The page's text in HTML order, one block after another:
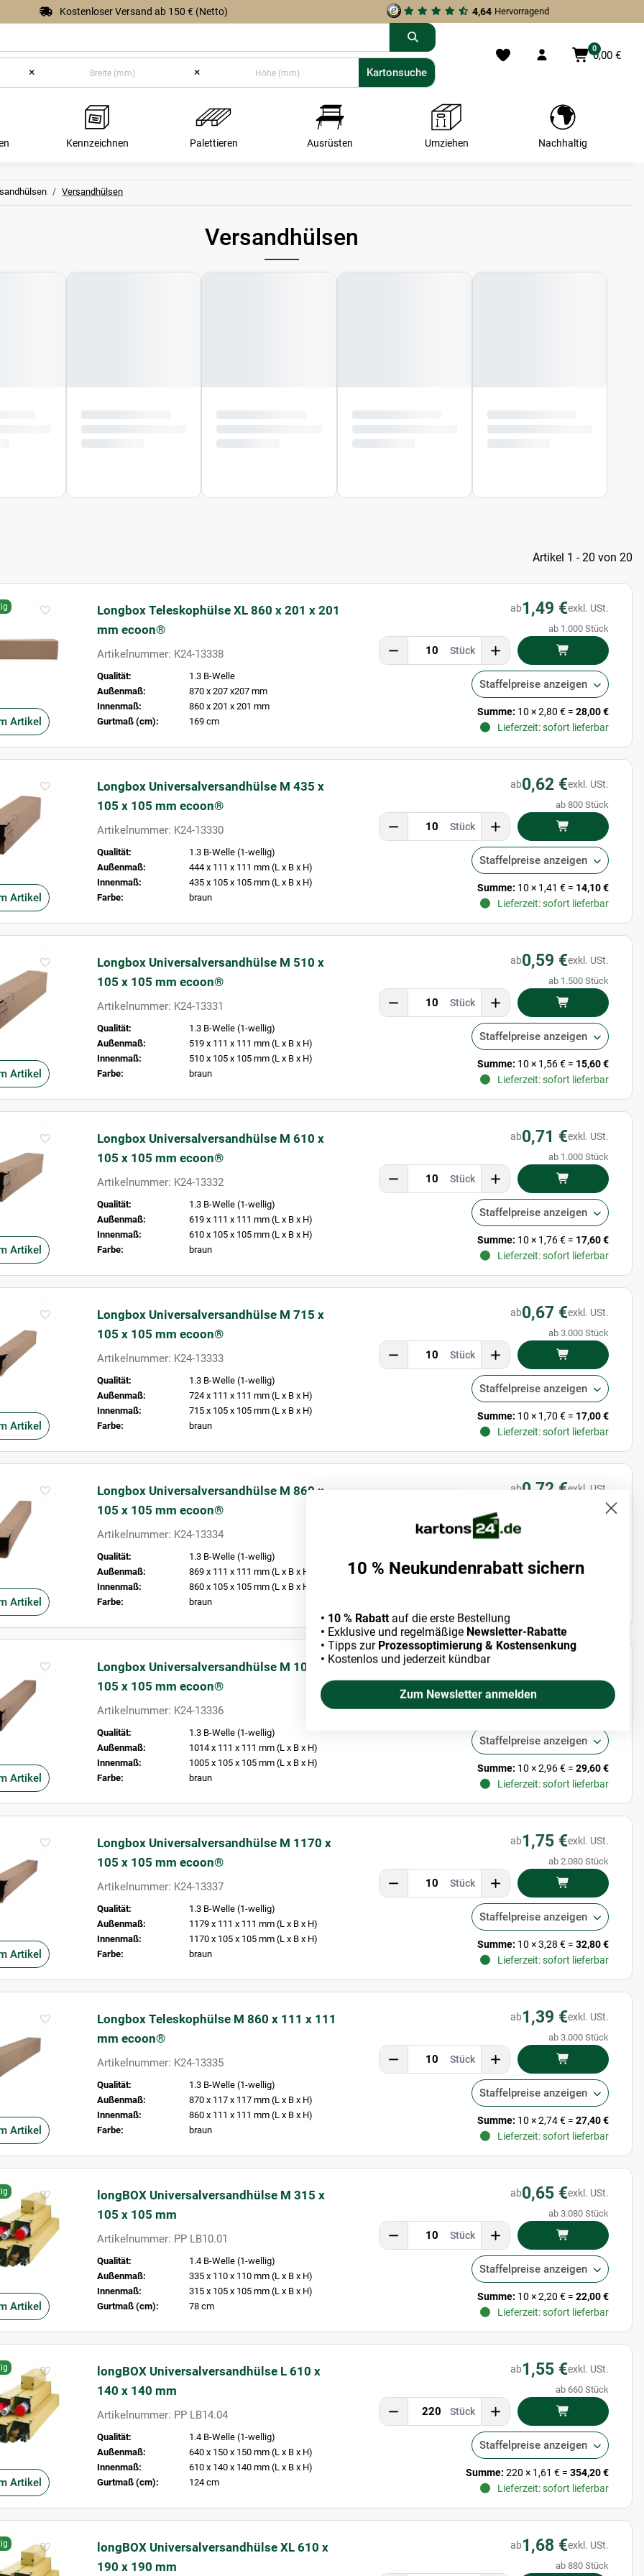
Kostenloser Versand ab 150 € (Netto) 4,64 Hervorragend
0
0,00 €
× × Kartonsuche
Kartonsuche
Kennzeichnen Palettieren Ausrüsten Umziehen Nachhaltig
Versandhülsen
Versandhülsen
Artikel 1 - 20 von 20
Artikel
Longbox Teleskophülse XL 860 x 201 x 201
mm ecoon®
Artikelnummer: K24-13338
Qualität:
1.3 B-Welle
Außenmaß:
870 x 207 x207 mm
Innenmaß:
860 x 201 x 201 mm
Gurtmaß (cm):
169 cm
ab1,49 €exkl. USt.
ab 1.000 Stück
Stück
Staffelpreise anzeigen
Summe: 10 ×2,80 € = 28,00 €
Lieferzeit: sofort lieferbar
Artikel
Longbox Universalversandhülse M 435 x
105 x 105 mm ecoon®
Artikelnummer: K24-13330
Qualität:
1.3 B-Welle (1-wellig)
Außenmaß:
444 x 111 x 111 mm (L x B x H)
Innenmaß:
435 x 105 x 105 mm (L x B x H)
Farbe:
braun
ab0,62 €exkl. USt.
ab 800 Stück
Stück
Staffelpreise anzeigen
Summe: 10 × 1,41 € = 14,10 €
Lieferzeit: sofort lieferbar
Artikel
Longbox Universalversandhülse M 510 x
105 x 105 mm ecoon®
Artikelnummer: K24-13331
Qualität:
1.3 B-Welle (1-wellig)
Außenmaß:
519 x 111 x 111 mm (L x B x H)
Innenmaß:
510 x 105 x 105 mm (L x B x H)
Farbe:
braun
ab0,59 €exkl. USt.
ab 1.500 Stück
Stück
Staffelpreise anzeigen
Summe: 10 × 1,56 € = 15,60 €
Lieferzeit: sofort lieferbar
Artikel
Longbox Universalversandhülse M 610 x
105 x 105 mm ecoon®
Artikelnummer: K24-13332
Qualität:
1.3 B-Welle (1-wellig)
Außenmaß:
619 x 111 x 111 mm (L x B x H)
Innenmaß:
610 x 105 x 105 mm (L x B x H)
Farbe:
braun
ab0,71 €exkl. USt.
ab 1.000 Stück
Stück
Staffelpreise anzeigen
Summe: 10 × 1,76 € = 17,60 €
Lieferzeit: sofort lieferbar
Artikel
Longbox Universalversandhülse M 715 x
105 x 105 mm ecoon®
Artikelnummer: K24-13333
Qualität:
1.3 B-Welle (1-wellig)
Außenmaß:
724 x 111 x 111 mm (L x B x H)
Innenmaß:
715 x 105 x 105 mm (L x B x H)
Farbe:
braun
ab0,67 €exkl. USt.
ab 3.000 Stück
Stück
Staffelpreise anzeigen
Summe: 10 × 1,70 € = 17,00 €
Lieferzeit: sofort lieferbar
Artikel
Longbox Universalversandhülse M 860 x
105 x 105 mm ecoon®
Artikelnummer: K24-13334
Qualität:
1.3 B-Welle (1-wellig)
Außenmaß:
869 x 111 x 111 mm (L x B x H)
Innenmaß:
860 x 105 x 105 mm (L x B x H)
Farbe:
braun
ab0,72 €exkl. USt.
ab 2.940 Stück
Stück
Staffelpreise anzeigen
Artikel
Longbox Universalversandhülse M 1005 x
105 x 105 mm ecoon®
Artikelnummer: K24-13336
Qualität:
1.3 B-Welle (1-wellig)
Außenmaß:
1014 x 111 x 111 mm (L x B x H)
Innenmaß:
1005 x 105 x 105 mm (L x B x H)
Farbe:
braun
ab 2.160 Stück
Stück
Staffelpreise anzeigen
Summe: 10 ×2,96 € = 29,60 €
Lieferzeit: sofort lieferbar
Artikel
Longbox Universalversandhülse M 1170 x
105 x 105 mm ecoon®
Artikelnummer: K24-13337
Qualität:
1.3 B-Welle (1-wellig)
Außenmaß:
1179 x 111 x 111 mm (L x B x H)
Innenmaß:
1170 x 105 x 105 mm (L x B x H)
Farbe:
braun
ab1,75 €exkl. USt.
ab 2.080 Stück
Stück
Staffelpreise anzeigen
Summe: 10 ×3,28 € = 32,80 €
Lieferzeit: sofort lieferbar
Artikel
Longbox Teleskophülse M 860 x 111 x 111
mm ecoon®
Artikelnummer: K24-13335
Qualität:
1.3 B-Welle (1-wellig)
Außenmaß:
870 x 117 x 117 mm (L x B x H)
Innenmaß:
860 x 111 x 111 mm (L x B x H)
Farbe:
braun
ab1,39 €exkl. USt.
ab 3.000 Stück
Stück
Staffelpreise anzeigen
Summe: 10 ×2,74 € = 27,40 €
Lieferzeit: sofort lieferbar
Artikel
longBOX Universalversandhülse M 315 x
105 x 105 mm
Artikelnummer: PP LB10.01
Qualität:
1.4 B-Welle (1-wellig)
Außenmaß:
335 x 110 x 110 mm (L x B x H)
Innenmaß:
315 x 105 x 105 mm (L x B x H)
Gurtmaß (cm):
78 cm
ab0,65 €exkl. USt.
ab 3.080 Stück
Stück
Staffelpreise anzeigen
Summe: 10 ×2,20 € = 22,00 €
Lieferzeit: sofort lieferbar
Artikel
longBOX Universalversandhülse L 610 x
140 x 140 mm
Artikelnummer: PP LB14.04
Qualität:
1.4 B-Welle (1-wellig)
Außenmaß:
640 x 150 x 150 mm (L x B x H)
Innenmaß:
610 x 140 x 140 mm (L x B x H)
Gurtmaß (cm):
124 cm
ab1,55 €exkl. USt.
ab 660 Stück
Stück
Staffelpreise anzeigen
Summe: 220 × 1,61 € = 354,20 €
Lieferzeit: sofort lieferbar
longBOX Universalversandhülse XL 610 x
190 x 190 mm
ab1,68 €exkl. USt.
ab 880 Stück
10 % Neukundenrabatt sichern
• 10 % Rabatt auf die erste Bestellung
• Exklusive und regelmäßige Newsletter-Rabatte
• Tipps zur Prozessoptimierung & Kostensenkung
• Kostenlos und jederzeit kündbar
Zum Newsletter anmelden